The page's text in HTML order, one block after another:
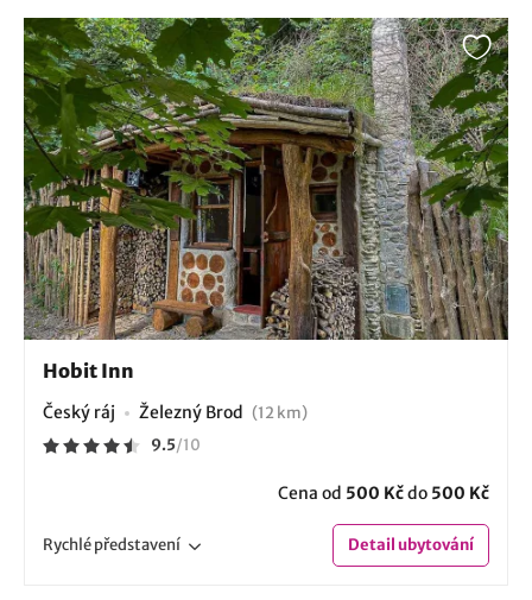
Hobit Inn
Český ráj Železný Brod (12 km)
9.5/10
Cena od 500 Kčdo 500 Kč
Rychlépředstavení Detailubytování